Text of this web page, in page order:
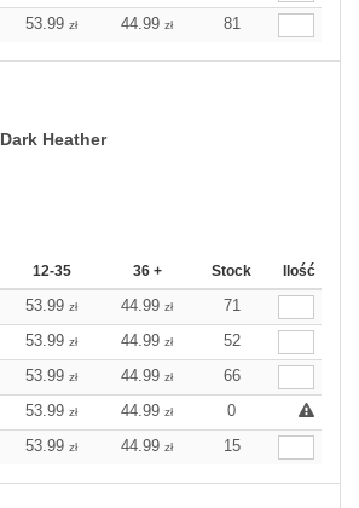
53.99 zł 44.99 zł 81
Dark Heather
12-35 36 + Stock Ilość
53.99 zł 44.99 zł
71
53.99 zł 44.99 zł
52
53.99 zł 44.99 zł
66
53.99 zł 44.99 zł
0
53.99 zł 44.99 zł 15